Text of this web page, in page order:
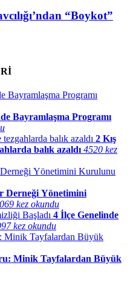
“Boykot”
Bayramlaşma Programı
2 Kış
balık azaldı 4520 kez
Derneği Yönetimini
kez okundu
4 İlçe Genelinde
kez okundu
Minik Tayfalardan Büyük